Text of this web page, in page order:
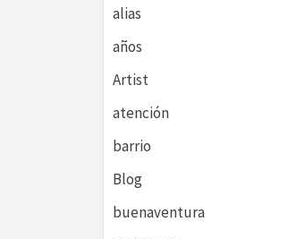
alias
años
Artist
atención
barrio
Blog
buenaventura